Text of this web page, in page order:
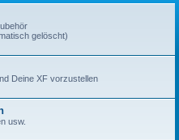
gelöscht)
Deine XF vorzustellen
usw.